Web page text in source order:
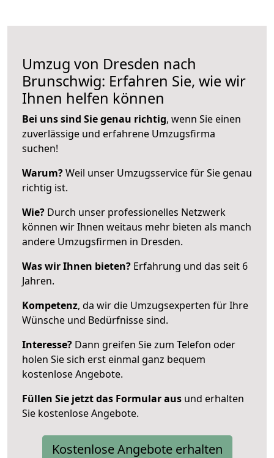
Umzug von Dresden nach
Brunschwig: Erfahren Sie, wie wir
Ihnen helfen können
Bei uns sind Sie genau richtig, wenn Sie einen
zuverlässige und erfahrene Umzugsfirma
suchen!
Warum?Weil unser Umzugsservice für Sie genau
richtig ist.
Wie? Durch unser professionelles Netzwerk
können wir Ihnen weitaus mehr bieten als manch
andere Umzugsfirmen in Dresden.
Was wir Ihnen bieten? Erfahrung und das seit 6
Jahren.
Kompetenz, da wir die Umzugsexperten für Ihre
Wünsche und Bedürfnisse sind.
Interesse? Dann greifen Sie zum Telefon oder
holen Sie sich erst einmal ganz bequem
kostenlose Angebote.
Füllen Sie jetzt das Formular aus und erhalten
Sie kostenlose Angebote.
Kostenlose Angebote erhalten